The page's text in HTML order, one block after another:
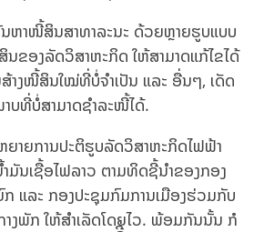
ຫາໜີ້ສິນສາທາລະນະ ດ້ວຍຫຼາຍຮູບແບບ
ນຂອງລັດວິສາຫະກິດ ໃຫ້ສາມາດແກ້ໄຂໄດ້
າງໜີ້ສິນໃໝ່ທີ່ບໍ່ຈໍາເປັນ ແລະ ອື່ນໆ, ເດັດ
ບທີ່ບໍ່ສາມາດຊໍາລະໜີ້ໄດ້.
າຍການປະຕິຮູບລັດວິສາຫະກິດໄຟຟ້າ
ມັນເຊື້ອໄຟລາວ ຕາມທິດຊີ້ນຳຂອງກອງ
ແລະ ກອງປະຊຸມກົມການເມືອງຮ່ວມກັບ
າງພັກ ໃຫ້ສຳເລັດໂດຍໄວ. ພ້ອມກັນນັ້ນ ກໍ